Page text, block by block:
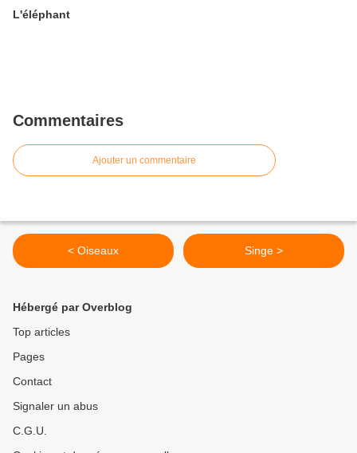
L'éléphant
Commentaires
Ajouter un commentaire
< Oiseaux Singe >
Hébergé par Overblog
Top articles
Pages
Contact
Signaler un abus
C.G.U.